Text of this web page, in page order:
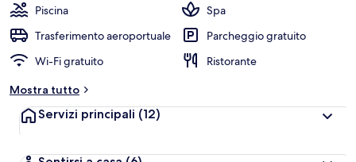
Piscina
Spa
Trasferimento aeroportuale
Parcheggio gratuito
Wi-Fi gratuito
Ristorante
Mostra tutto
Servizi principali (12)